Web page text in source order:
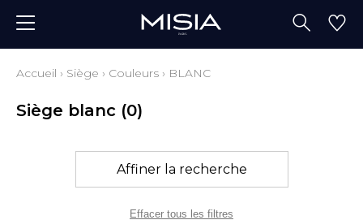
Accueil › Siège › Couleurs › BLANC
Siège blanc (0)
Affiner la recherche
Effacer tous les filtres